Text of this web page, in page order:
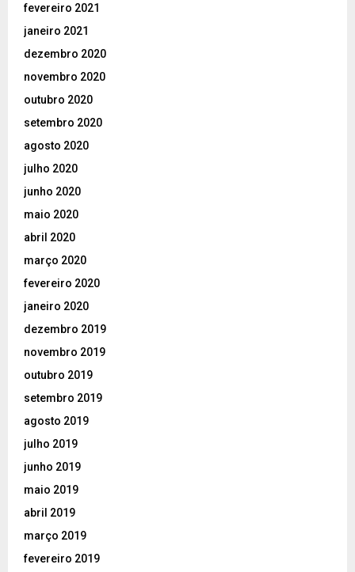
fevereiro 2021
janeiro 2021
dezembro 2020
novembro 2020
outubro 2020
setembro 2020
agosto 2020
julho 2020
junho 2020
maio 2020
abril 2020
março 2020
fevereiro 2020
janeiro 2020
dezembro 2019
novembro 2019
outubro 2019
setembro 2019
agosto 2019
julho 2019
junho 2019
maio 2019
abril 2019
março 2019
fevereiro 2019